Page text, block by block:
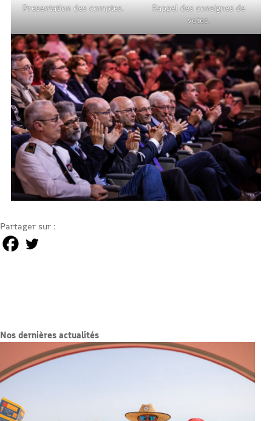
Presentation des comptes.
Rappel des consignes de
votes.
Partager sur :
Nos dernières actualités